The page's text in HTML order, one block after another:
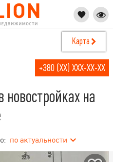
Карта
+380 (XX) XXX-XX-XX
на
по актуальности